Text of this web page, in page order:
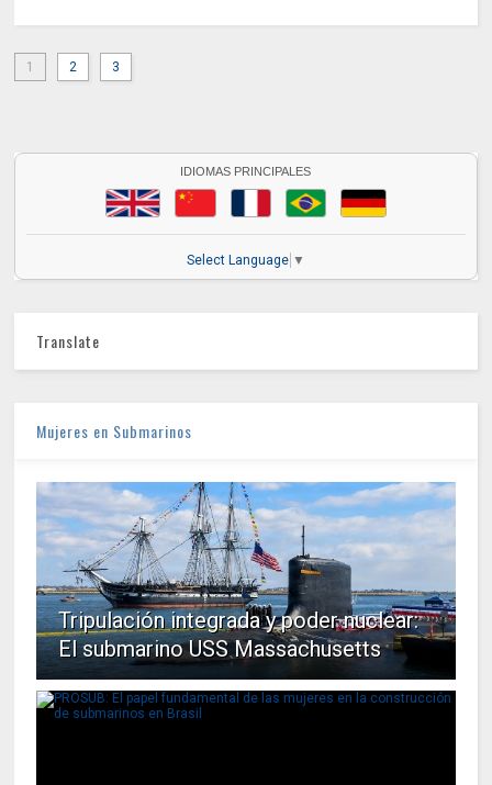
1 2 3
IDIOMAS PRINCIPALES
Select Language ▼
Translate
Mujeres en Submarinos
Tripulación integrada y poder nuclear:
El submarino USS Massachusetts